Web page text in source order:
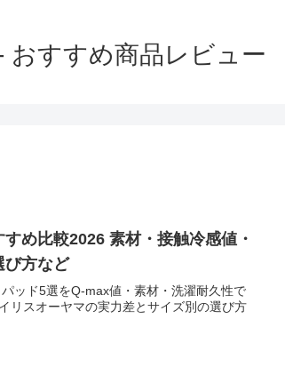
おすすめ商品レビュー
め比較2026 素材・接触冷感値・
び方など
ッド5選をQ-max値・素材・洗濯耐久性で
リスオーヤマの実力差とサイズ別の選び方